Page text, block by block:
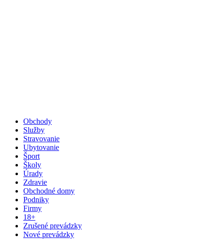
Obchody
Služby
Stravovanie
Ubytovanie
Šport
Školy
Úrady
Zdravie
Obchodné domy
Podniky
Firmy
18+
Zrušené prevádzky
Nové prevádzky